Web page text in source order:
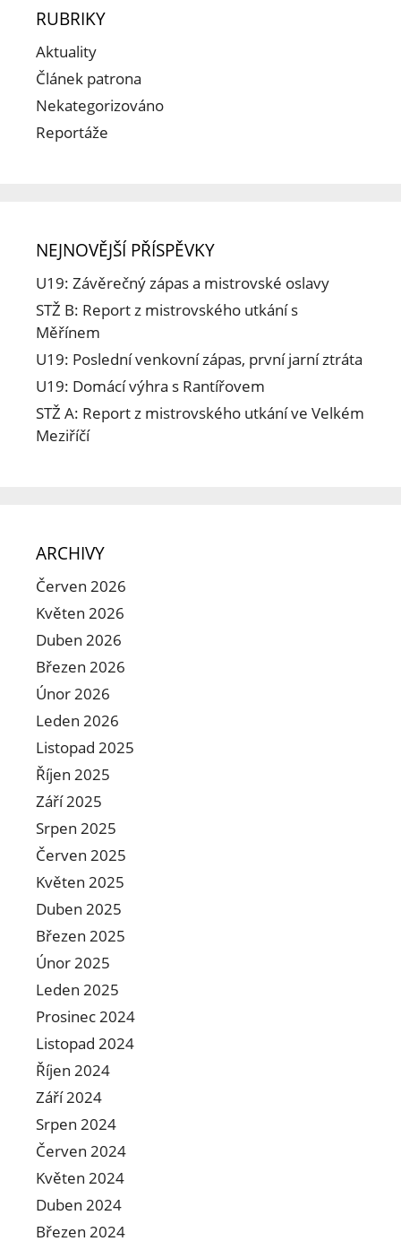
RUBRIKY
Aktuality
Článek patrona
Nekategorizováno
Reportáže
NEJNOVĚJŠÍ PŘÍSPĚVKY
U19: Závěrečný zápas a mistrovské oslavy
STŽ B: Report z mistrovského utkání s
Měřínem
U19: Poslední venkovní zápas, první jarní ztráta
U19: Domácí výhra s Rantířovem
STŽ A: Report z mistrovského utkání ve Velkém
Meziříčí
ARCHIVY
Červen 2026
Květen 2026
Duben 2026
Březen 2026
Únor 2026
Leden 2026
Listopad 2025
Říjen 2025
Září 2025
Srpen 2025
Červen 2025
Květen 2025
Duben 2025
Březen 2025
Únor 2025
Leden 2025
Prosinec 2024
Listopad 2024
Říjen 2024
Září 2024
Srpen 2024
Červen 2024
Květen 2024
Duben 2024
Březen 2024